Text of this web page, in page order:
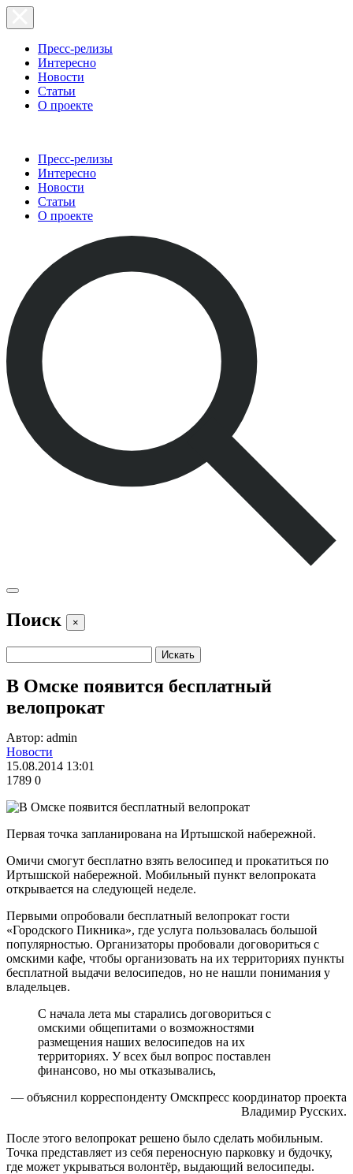
Пресс-релизы
Интересно
Новости
Статьи
О проекте
Пресс-релизы
Интересно
Новости
Статьи
О проекте
Поиск ×
В Омске появится бесплатный
велопрокат
Автор: admin
Новости
15.08.2014 13:01
1789 0
Первая точка запланирована на Иртышской набережной.
Омичи смогут бесплатно взять велосипед и прокатиться по
Иртышской набережной. Мобильный пункт велопроката
открывается на следующей неделе.
Первыми опробовали бесплатный велопрокат гости
«Городского Пикника», где услуга пользовалась большой
популярностью. Организаторы пробовали договориться с
омскими кафе, чтобы организовать на их территориях пункты
бесплатной выдачи велосипедов, но не нашли понимания у
владельцев.
С начала лета мы старались договориться с
омскими общепитами о возможностями
размещения наших велосипедов на их
территориях. У всех был вопрос поставлен
финансово, но мы отказывались,
— объяснил корреспонденту Омскпресс координатор проекта
Владимир Русских.
После этого велопрокат решено было сделать мобильным.
Точка представляет из себя переносную парковку и будочку,
где может укрываться волонтёр, выдающий велосипеды.